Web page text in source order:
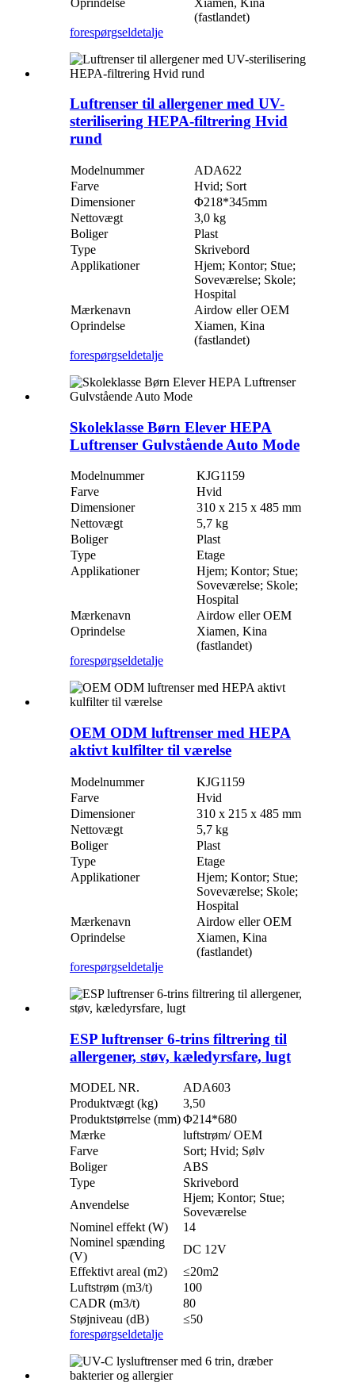
(fastlandet)
forespørgseldetalje
Luftrenser til allergener med UV-
sterilisering HEPA-filtrering Hvid
rund
Modelnummer
ADA622
Farve
Hvid; Sort
Dimensioner
Φ218*345mm
Nettovægt
3,0 kg
Boliger
Plast
Type
Skrivebord
Applikationer
Hjem; Kontor; Stue;
Soveværelse; Skole;
Hospital
Mærkenavn
Airdow eller OEM
Oprindelse
Xiamen, Kina
(fastlandet)
forespørgseldetalje
Skoleklasse Børn Elever HEPA
Luftrenser Gulvstående Auto Mode
Modelnummer
KJG1159
Farve
Hvid
Dimensioner
310 x 215 x 485 mm
Nettovægt
5,7 kg
Boliger
Plast
Type
Etage
Applikationer
Hjem; Kontor; Stue;
Soveværelse; Skole;
Hospital
Mærkenavn
Airdow eller OEM
Oprindelse
Xiamen, Kina
(fastlandet)
forespørgseldetalje
OEM ODM luftrenser med HEPA
aktivt kulfilter til værelse
Modelnummer
KJG1159
Farve
Hvid
Dimensioner
310 x 215 x 485 mm
Nettovægt
5,7 kg
Boliger
Plast
Type
Etage
Applikationer
Hjem; Kontor; Stue;
Soveværelse; Skole;
Hospital
Mærkenavn
Airdow eller OEM
Oprindelse
Xiamen, Kina
(fastlandet)
forespørgseldetalje
ESP luftrenser 6-trins filtrering til
allergener, støv, kæledyrsfare, lugt
MODEL NR.
ADA603
Produktvægt (kg)
3,50
Produktstørrelse (mm)Φ214*680
Mærke
luftstrøm/ OEM
Farve
Sort; Hvid; Sølv
Boliger
ABS
Type
Skrivebord
Anvendelse
Hjem; Kontor; Stue;
Soveværelse
Nominel effekt (W)
14
Nominel spænding
(V)
DC 12V
Effektivt areal (m2)
≤20m2
Luftstrøm (m3/t)
100
CADR (m3/t)
80
Støjniveau (dB)
≤50
forespørgseldetalje